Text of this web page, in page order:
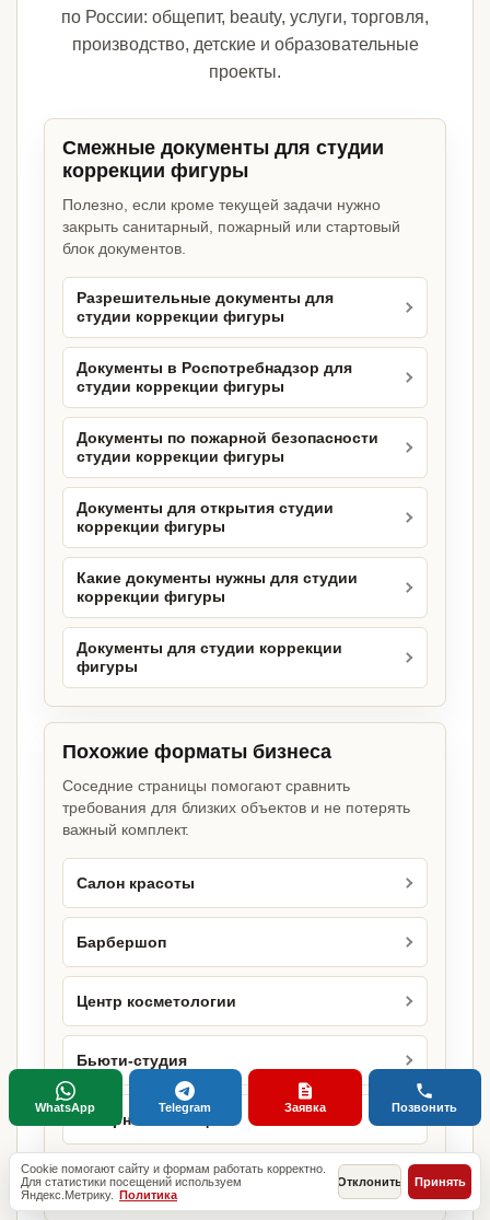
по России: общепит, beauty, услуги, торговля,
производство, детские и образовательные
проекты.
Смежные документы для студии
коррекции фигуры
Полезно, если кроме текущей задачи нужно
закрыть санитарный, пожарный или стартовый
блок документов.
Разрешительные документы для
студии коррекции фигуры
Документы в Роспотребнадзор для
студии коррекции фигуры
Документы по пожарной безопасности
студии коррекции фигуры
Документы для открытия студии
коррекции фигуры
Какие документы нужны для студии
коррекции фигуры
Документы для студии коррекции
фигуры
Похожие форматы бизнеса
Соседние страницы помогают сравнить
требования для близких объектов и не потерять
важный комплект.
Салон красоты
Барбершоп
Центр косметологии
Бьюти-студия
Лазерная эпиляция
Маникюрный кабинет
Cookie помогают сайту и формам работать корректно.
Для статистики посещений используем
Яндекс.Метрику. Политика
Отклонить Принять
WhatsApp Telegram Заявка Позвонить